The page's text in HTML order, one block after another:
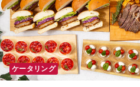
ケータリング